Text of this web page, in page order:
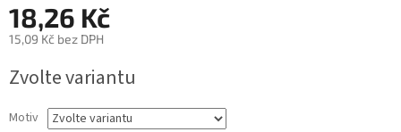
18,26 Kč
15,09 Kč bez DPH
cena:
Zvolte variantu
Motiv